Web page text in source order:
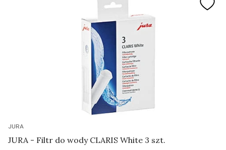
JURA
JURA - Filtr do wody CLARIS White 3 szt.